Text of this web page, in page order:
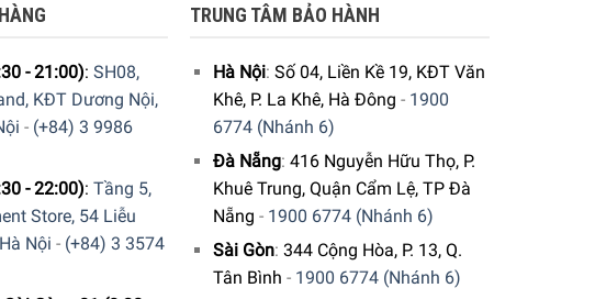
- 21:00): SH08,
KĐT Dương Nội,
- (+84) 3 9986
- 22:00): Tầng 5,
Store, 54 Liễu
Nội - (+84) 3 3574
TRUNG TÂM BẢO HÀNH
Hà Nội: Số 04, Liền Kề 19, KĐT Văn
Khê, P. La Khê, Hà Đông - 1900
6774 (Nhánh 6)
Đà Nẵng: 416 Nguyễn Hữu Thọ, P.
Khuê Trung, Quận Cẩm Lệ, TP Đà
Nẵng - 1900 6774 (Nhánh 6)
Sài Gòn: 344 Cộng Hòa, P. 13, Q.
Tân Bình - 1900 6774 (Nhánh 6)